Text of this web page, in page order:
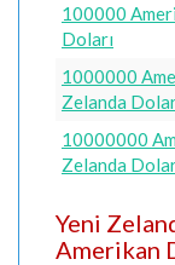
100000
Doları
1000000
Zelanda
10000000
Zelanda
Yeni
Amerikan